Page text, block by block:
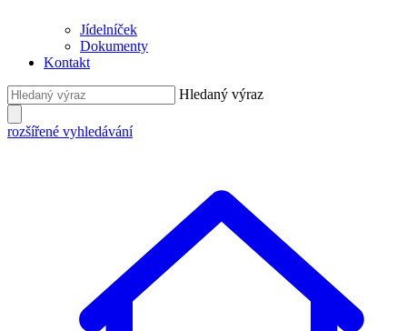
Jídelníček
Dokumenty
Kontakt
Hledaný výraz
rozšířené vyhledávání